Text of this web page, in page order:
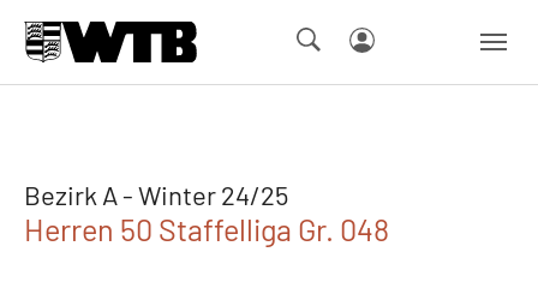
Bezirk A - Winter 24/25
Herren 50 Staffelliga Gr. 048